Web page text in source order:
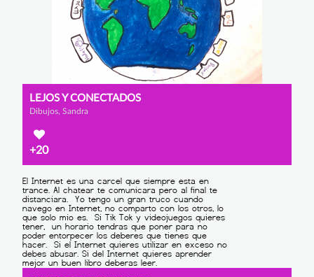
LEJOS Y CONECTADOS
Dibujos, Sandra
+20